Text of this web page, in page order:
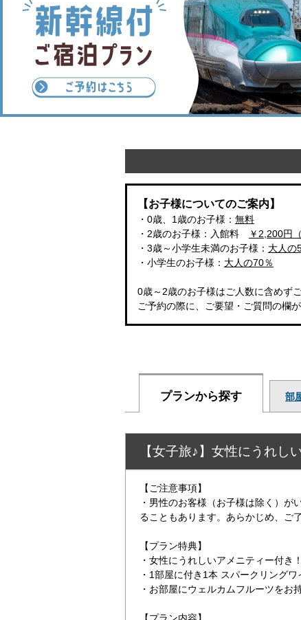
【お子様についてのご案内】
・0歳、1歳のお子様： 無料
・2歳のお子様：入館料
￥2,200円
・3歳～小学生未満のお子様： 大人の
・小学生のお子様： 大人の70％
0歳～2歳のお子様はご人数に含めず
ご予約の際に、ご要望・ご質問の欄
プランから探す 部
【女子旅♪】女性にうれ
【ご注意事項】
・男性のお客様（お子様は除く）が
ることもあります。あらかじめ、ご
【プラン特典】
・女性にうれしいアメニティー付き
・1部屋に付き1本 スパークリングワ
・お部屋にウェルカムフルーツをお
【プラン内容】